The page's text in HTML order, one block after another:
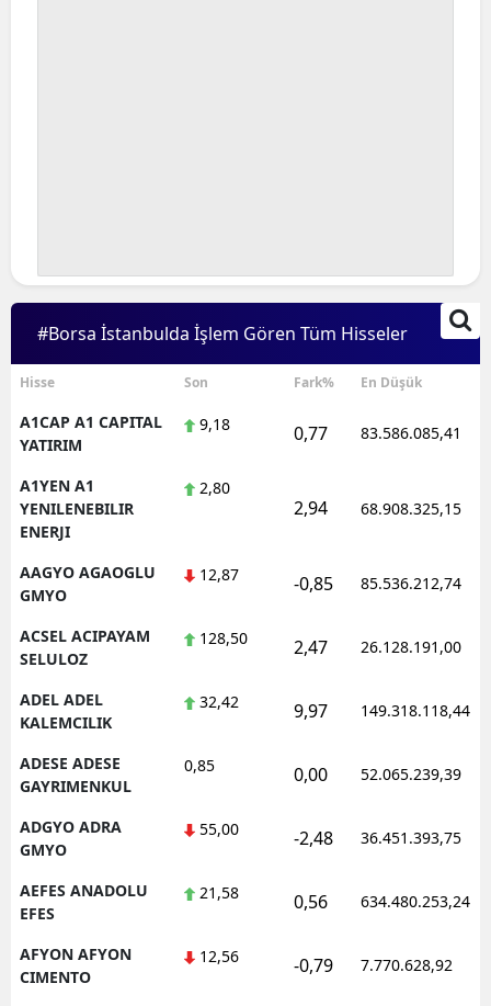
#Borsa İstanbulda İşlem Gören Tüm Hisseler
Hisse Son Fark% En Düşük
A1CAP A1 CAPITAL
YATIRIM
9,18 0,77 83.586.085,41
A1YEN A1
YENILENEBILIR
ENERJI
2,80
2,94 68.908.325,15
AAGYO AGAOGLU
GMYO
12,87 -0,85 85.536.212,74
ACSEL ACIPAYAM
SELULOZ
128,50 2,47 26.128.191,00
ADEL ADEL
KALEMCILIK
32,42 9,97 149.318.118,44
ADESE ADESE
GAYRIMENKUL
0,85 0,00 52.065.239,39
ADGYO ADRA
GMYO
55,00 -2,48 36.451.393,75
AEFES ANADOLU
EFES
21,58 0,56 634.480.253,24
AFYON AFYON
CIMENTO
12,56 -0,79 7.770.628,92